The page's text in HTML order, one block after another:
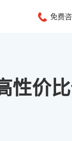
免费咨
性价